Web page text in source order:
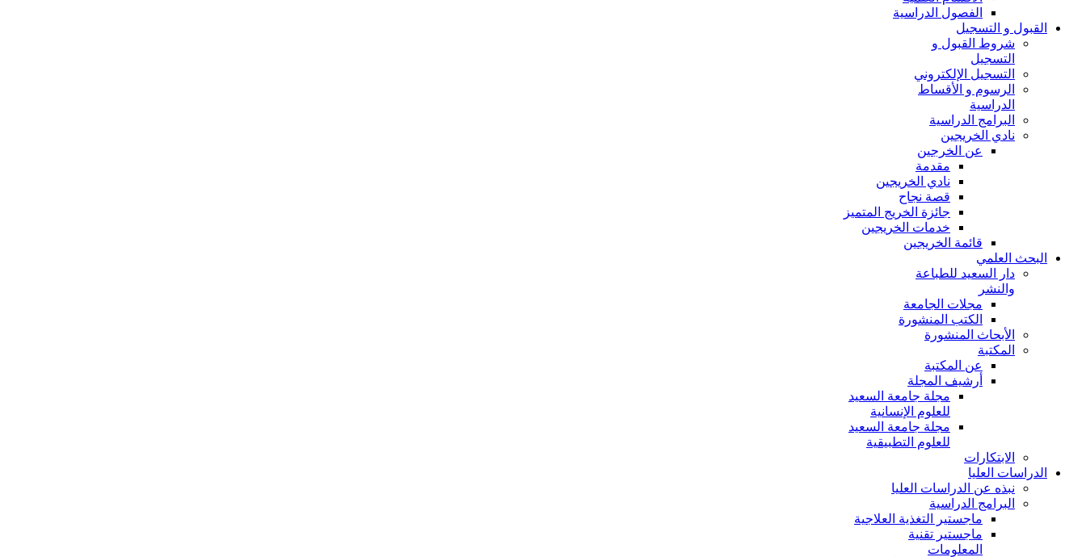
الفصول الدراسية
القبول و التسجيل
شروط القبول و
التسجيل
التسجيل الإلكتروني
الرسوم و الأقساط
الدراسية
البرامج الدراسية
نادي الخريجين
عن الخرجين
مقدمة
نادي الخريجين
قصة نجاح
جائزة الخريج المتميز
خدمات الخريجين
قائمة الخريجين
البحث العلمي
دار السعيد للطباعة
والنشر
مجلات الجامعة
الكتب المنشورة
الأبحاث المنشورة
المكتبة
عن المكتبة
أرشيف المجلة
مجلة جامعة السعيد
للعلوم الإنسانية
مجلة جامعة السعيد
للعلوم التطبيقية
الابتكارات
الدراسات العليا
نبذه عن الدراسات العليا
البرامج الدراسية
ماجستير التغذية العلاجية
ماجستير تقنية
المعلومات